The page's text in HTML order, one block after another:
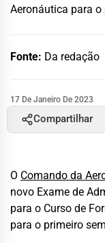
Aeronáutica para
Fonte: Da redação
17 De Janeiro De 2023
Compartilhar
O Comando da
novo Exame de
para o Curso de
para o primeiro